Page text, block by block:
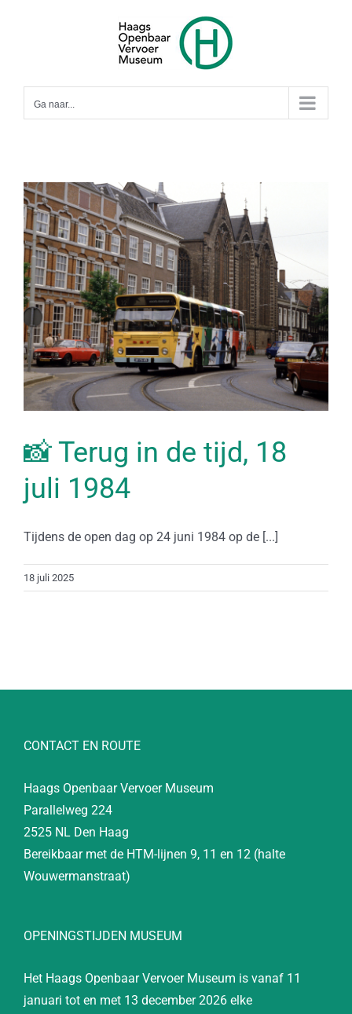
Ga naar...
📸 Terug in de tijd, 18
juli 1984
Tijdens de open dag op 24 juni 1984 op de [...]
18 juli 2025
CONTACT EN ROUTE
Haags Openbaar Vervoer Museum
Parallelweg 224
2525 NL Den Haag
Bereikbaar met de HTM-lijnen 9, 11 en 12 (halte
Wouwermanstraat)
OPENINGSTIJDEN MUSEUM
Het Haags Openbaar Vervoer Museum is vanaf 11
januari tot en met 13 december 2026 elke